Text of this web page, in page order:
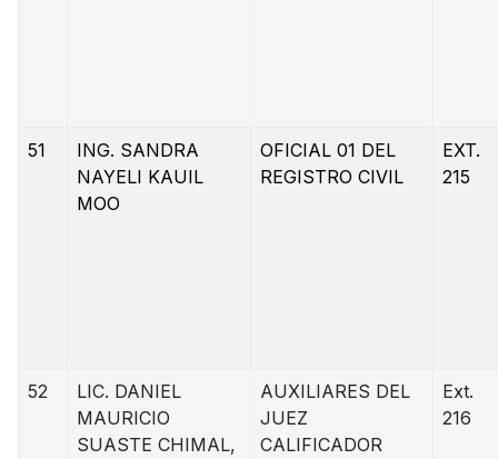
51
ING. SANDRA
NAYELI KAUIL
MOO
OFICIAL 01 DEL
REGISTRO CIVIL
EXT.
215
52
LIC. DANIEL
MAURICIO
SUASTE CHIMAL,
AUXILIARES DEL
JUEZ
CALIFICADOR
Ext.
216